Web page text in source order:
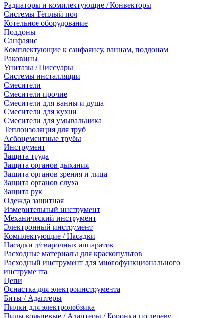
Радиаторы и комплектующие / Конвекторы
Системы Тёплый пол
Котельное оборудование
Поддоны
Санфаянс
Комплектующие к санфаянсу, ваннам, поддонам
Раковины
Унитазы / Писсуары
Системы инсталляции
Смесители
Смесители прочие
Смесители для ванны и душа
Смесители для кухни
Смесители для умывальника
Теплоизоляция для труб
Асбоцементные трубы
Инструмент
Защита труда
Защита органов дыхания
Защита органов зрения и лица
Защита органов слуха
Защита рук
Одежда защитная
Измерительный инструмент
Механический инструмент
Электронный инструмент
Комплектующие / Насадки
Насадки д/сварочных аппаратов
Расходные материалы для краскопультов
Расходный инструмент для многофункционального
инструмента
Цепи
Оснастка для электроинструмента
Биты / Адаптеры
Пилки для электролобзика
Пилы кольцевые / Адаптеры / Коронки по дереву